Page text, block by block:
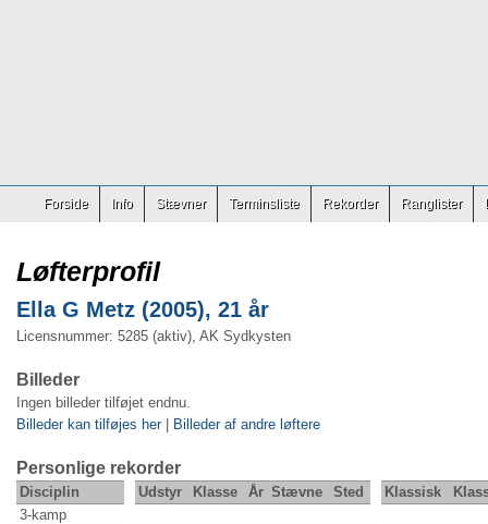
Forside Info Stævner Terminsliste Rekorder Ranglister
Løfterprofil
Ella G Metz (2005), 21 år
Licensnummer: 5285 (aktiv), AK Sydkysten
Billeder
Ingen billeder tilføjet endnu.
Billeder kan tilføjes her| Billeder af andre løftere
Personlige rekorder
Disciplin Udstyr Klasse År Stævne Sted Klassisk
3-kamp